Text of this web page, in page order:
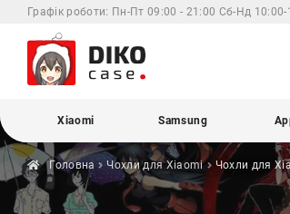
Графік роботи: Пн-Пт 09:00 - 21:00 Сб-Нд 10:00-
Xiaomi Samsung
Головна Чохли дляXiaomi Чохли для